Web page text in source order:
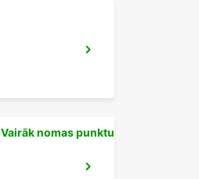
Vairāk nomas punktu